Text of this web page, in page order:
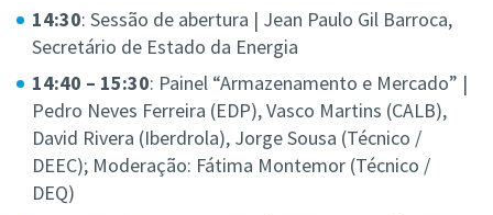
14:30: Sessão de abertura | Jean Paulo Gil Barroca,
Secretário de Estado da Energia
14:40 – 15:30: Painel “Armazenamento e Mercado” |
Pedro Neves Ferreira (EDP), Vasco Martins (CALB),
David Rivera (Iberdrola), Jorge Sousa (Técnico /
DEEC); Moderação: Fátima Montemor (Técnico /
DEQ)